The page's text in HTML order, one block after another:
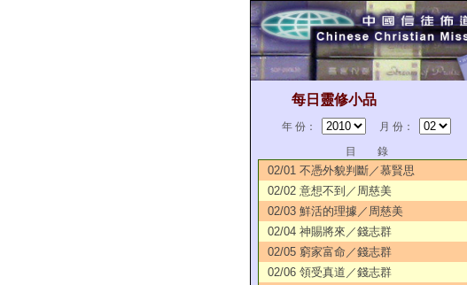
每日靈修小品
年 份：
月 份：
目 錄
02/01 不憑外貌判斷／慕賢思
02/02 意想不到／周慈美
02/03 鮮活的理據／周慈美
02/04 神賜將來／錢志群
02/05 窮家富命／錢志群
02/06 領受真道／錢志群